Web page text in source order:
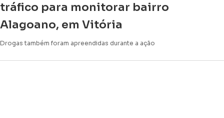
tráfico para monitorar bairro
Alagoano, em Vitória
Drogas também foram apreendidas durante a ação